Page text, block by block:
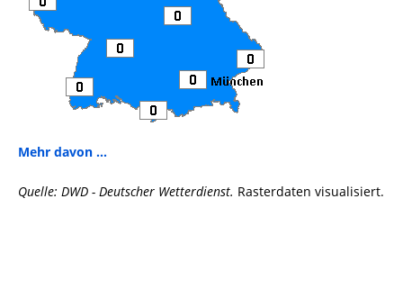
Mehr davon ...
Quelle: DWD - Deutscher Wetterdienst. Rasterdaten visualisiert.